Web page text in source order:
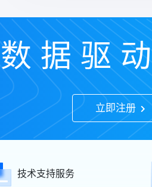
数据驱
立即注册
技术支持服务